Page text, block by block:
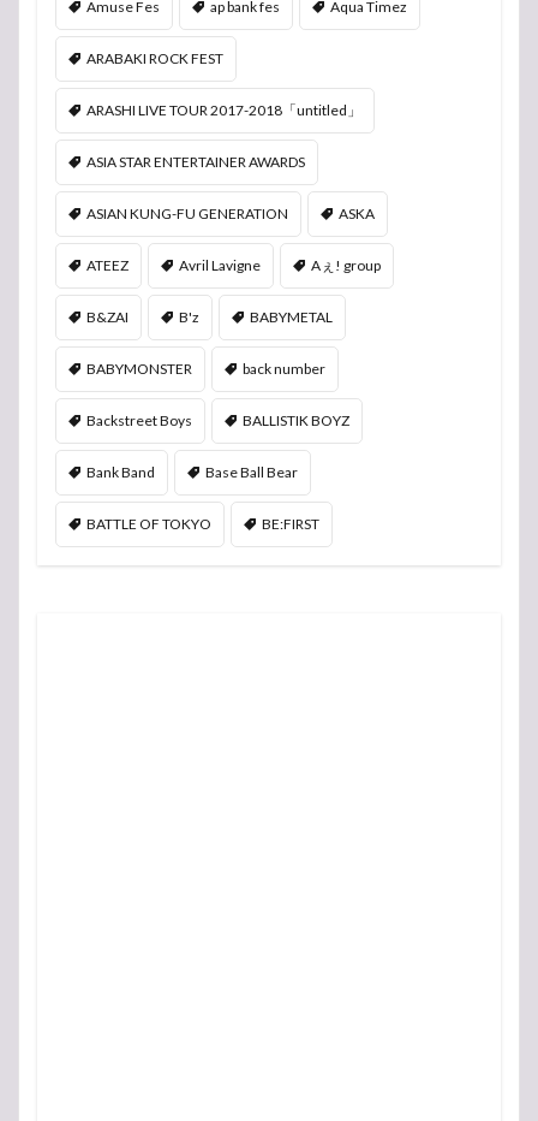
Amuse Fes ap bank fes Aqua Timez
ARABAKI ROCK FEST
ARASHI LIVE TOUR 2017-2018「untitled」
ASIA STAR ENTERTAINER AWARDS
ASIAN KUNG-FU GENERATION ASKA
ATEEZ Avril Lavigne Aぇ! group
B&ZAI B'z BABYMETAL
BABYMONSTER back number
Backstreet Boys BALLISTIK BOYZ
Bank Band Base Ball Bear
BATTLE OF TOKYO BE:FIRST